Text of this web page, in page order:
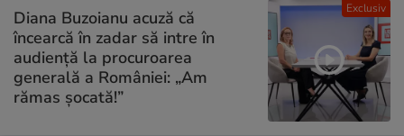
Exclusiv
Diana Buzoianu acuză că
încearcă în zadar să intre în
audiență la procuroarea
generală a României: „Am
rămas șocată!”